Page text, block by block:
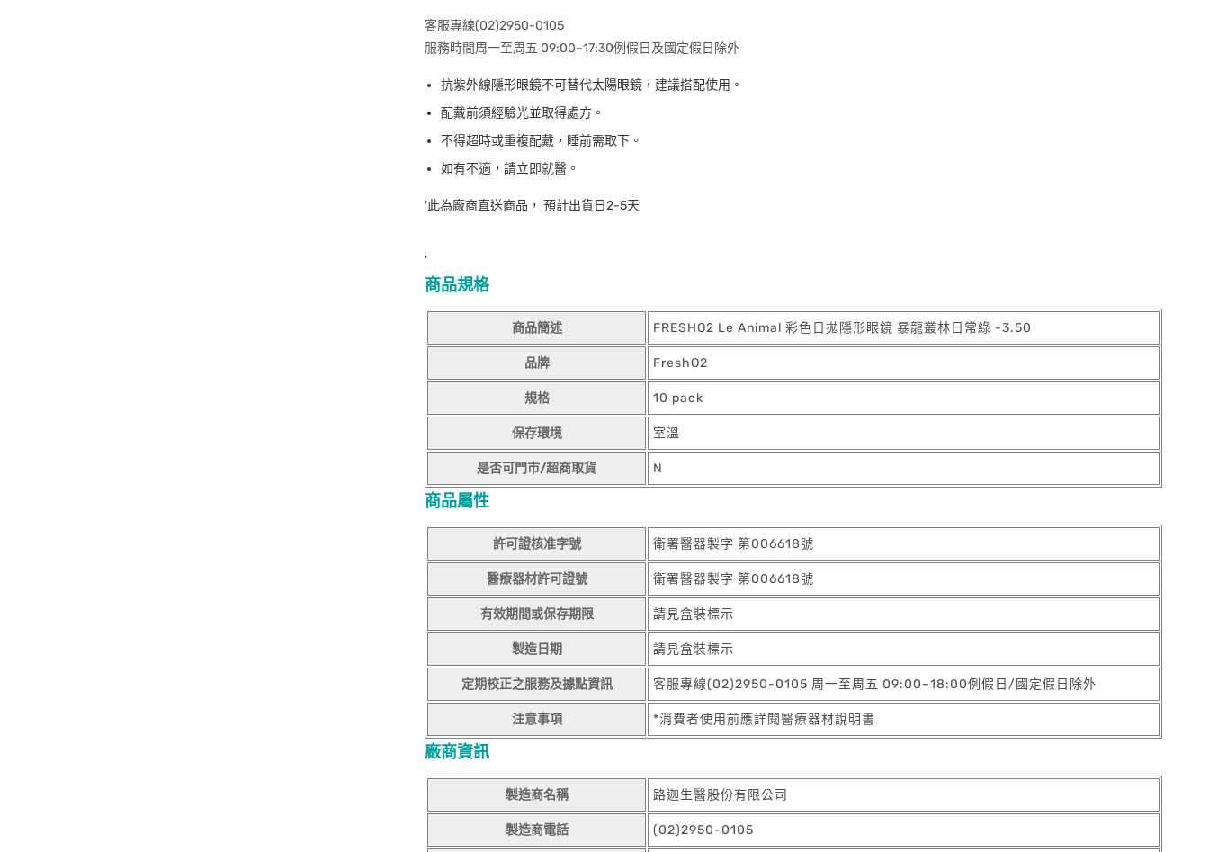
客服專線(02)2950-0105
服務時間周一至周五 09:00~17:30例假日及國定假日除外
抗紫外線隱形眼鏡不可替代太陽眼鏡，建議搭配使用。
配戴前須經驗光並取得處方。
不得超時或重複配戴，睡前需取下。
如有不適，請立即就醫。
'此為廠商直送商品， 預計出貨日2-5天
'
商品規格
商品簡述 FRESHO2 Le Animal 彩色日拋隱形眼鏡 暴龍叢林日常綠 -3.50
品牌 FreshO2
規格 10 pack
保存環境 室溫
是否可門市/超商取貨 N
商品屬性
許可證核准字號 衛署醫器製字 第006618號
醫療器材許可證號 衛署醫器製字 第006618號
有效期間或保存期限 請見盒裝標示
製造日期 請見盒裝標示
定期校正之服務及據點資訊 客服專線(02)2950-0105 周一至周五 09:00~18:00例假日/國定假日除外
注意事項 *消費者使用前應詳閱醫療器材說明書
廠商資訊
製造商名稱 路迦生醫股份有限公司
製造商電話 (02)2950-0105